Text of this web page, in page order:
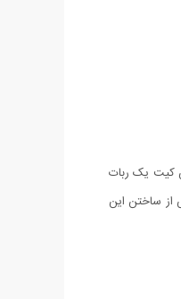
کیت یک ربات
از ساختن این